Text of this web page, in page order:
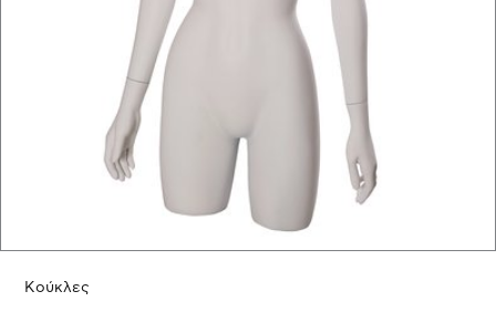
Κούκλες